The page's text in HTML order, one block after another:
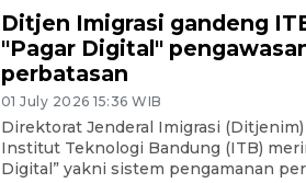
Ditjen Imigrasi gandeng
"Pagar Digital"
perbatasan
01 July 2026 15:36 WIB
Direktorat Jenderal Imigrasi
Institut Teknologi Bandung (ITB)
Digital” yakni sistem pengamanan